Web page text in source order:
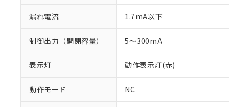
漏れ電流 1.7mA以下
制御出力（開閉容量） 5～300mA
表示灯 動作表示灯(赤)
動作モード NC
ご利用条件
対応予定：EU
対応予定なし：
調査・確認中：
があります。